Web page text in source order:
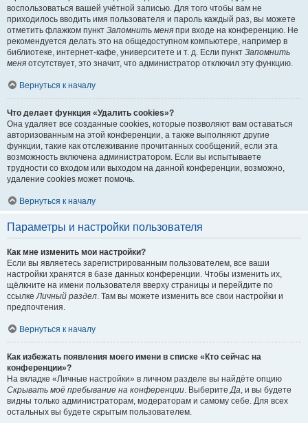
воспользоваться вашей учётной записью. Для того чтобы вам не
приходилось вводить имя пользователя и пароль каждый раз, вы можете
отметить флажком пункт Запомнить меня при входе на конференцию. Не
рекомендуется делать это на общедоступном компьютере, например в
библиотеке, интернет-кафе, университете и т. д. Если пункт Запомнить
меня отсутствует, это значит, что администратор отключил эту функцию.
Вернуться к началу
Что делает функция «Удалить cookies»?
Она удаляет все созданные cookies, которые позволяют вам оставаться
авторизованным на этой конференции, а также выполняют другие
функции, такие как отслеживание прочитанных сообщений, если эта
возможность включена администратором. Если вы испытываете
трудности со входом или выходом на данной конференции, возможно,
удаление cookies может помочь.
Вернуться к началу
Параметры и настройки пользователя
Как мне изменить мои настройки?
Если вы являетесь зарегистрированным пользователем, все ваши
настройки хранятся в базе данных конференции. Чтобы изменить их,
щёлкните на имени пользователя вверху страницы и перейдите по
ссылкеЛичный раздел. Там вы можете изменить все свои настройки и
предпочтения.
Вернуться к началу
Как избежать появления моего имени в списке «Кто сейчас на
конференции»?
На вкладке «Личные настройки» в личном разделе вы найдёте опцию
Скрывать моё пребывание на конференции. ВыберитеДа, и вы будете
видны только администраторам, модераторам и самому себе. Для всех
остальных вы будете скрытым пользователем.